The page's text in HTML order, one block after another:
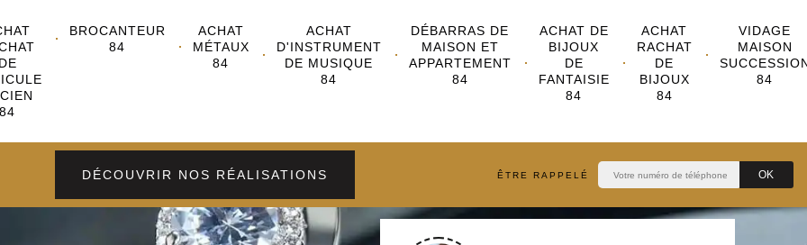
84
BROCANTEUR
84
ACHAT
MÉTAUX
84
ACHAT
D'INSTRUMENT
DE MUSIQUE
84
DÉBARRAS DE
MAISON ET
APPARTEMENT
84
ACHAT DE
BIJOUX
DE
FANTAISIE
84
ACHAT
RACHAT
DE
BIJOUX
84
VIDAGE
MAISON
84
DÉCOUVRIR NOS RÉALISATIONS ÊTRE RAPPELÉ